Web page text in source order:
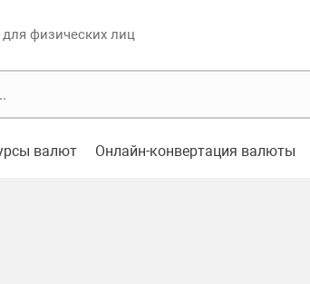
физических лиц
валют Онлайн-конвертация валюты